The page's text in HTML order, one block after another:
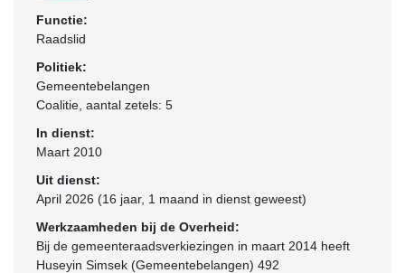
Functie:
Raadslid
Politiek:
Gemeentebelangen
Coalitie , aantal zetels: 5
In dienst:
Maart 2010
Uit dienst:
April 2026 (16 jaar, 1 maand in dienst geweest)
Werkzaamheden bij de Overheid:
Bij de gemeenteraadsverkiezingen in maart 2014 heeft
Huseyin Simsek (Gemeentebelangen) 492